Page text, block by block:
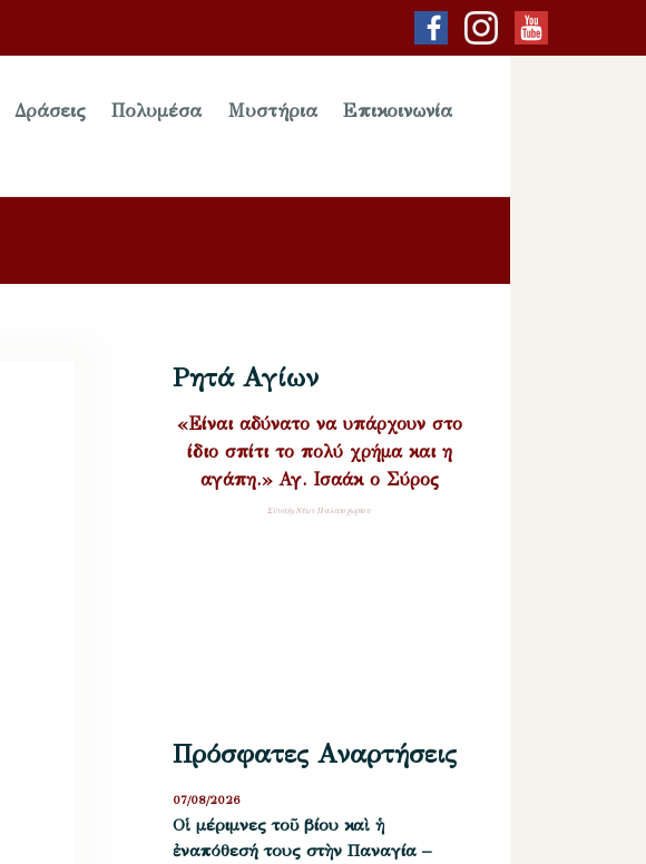
Δράσεις Πολυμέσα Μυστήρια Επικοινωνία
Ρητά Αγίων
«Είναι αδύνατο να υπάρχουν στο
ίδιο σπίτι το πολύ χρήμα και η
αγάπη.» Αγ. Ισαάκ ο Σύρος
Σύναξη Νέων Παλαιοχωρίου
Πρόσφατες Αναρτήσεις
Οἱ μέριμνες τοῦ βίου καὶ ἡ
ἐναπόθεσή τους στὴν Παναγία –
07/08/2026